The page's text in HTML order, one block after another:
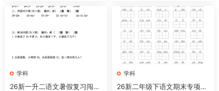
学科
26新一升二语文暑假复习闯关
学科
26新二年级下语文期末专项复